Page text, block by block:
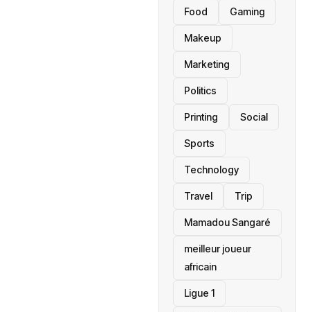
Food Gaming
Makeup
Marketing
Politics
Printing Social
Sports
Technology
Travel Trip
Mamadou Sangaré
meilleur joueur
africain
Ligue 1